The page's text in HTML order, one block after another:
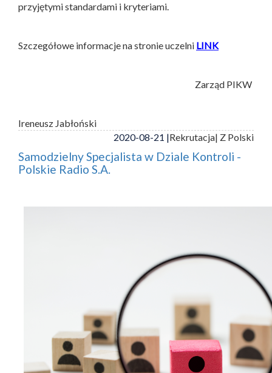
przyjętymi standardami i kryteriami.
Szczegółowe informacje na stronie uczelni LINK
Zarząd PIKW
Ireneusz Jabłoński
2020-08-21 |Rekrutacja| Z Polski
Samodzielny Specjalista w Dziale Kontroli -
Polskie Radio S.A.